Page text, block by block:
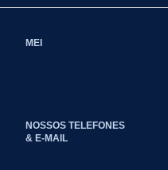
MEI
NOSSOS TELEFONES
& E-MAIL